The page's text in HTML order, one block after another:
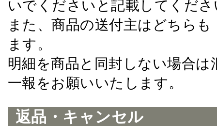
いでくださいと記載してくださ
また、商品の送付主はどちら
ます。
明細を商品と同封しない場合
一報をお願いいたします。
返品・キャンセル